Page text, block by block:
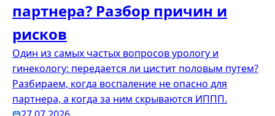
партнера? Разбор причин и
рисков
Один из самых частых вопросов урологу и
гинекологу: передается ли цистит половым путем?
Разбираем, когда воспаление не опасно для
партнера, а когда за ним скрываются ИППП.